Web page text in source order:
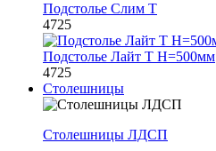
Подстолье Слим Т
4725
Подстолье Лайт Т H=500мм
4725
Столешницы
Столешницы ЛДСП